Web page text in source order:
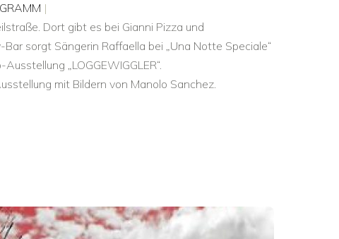
|
Dort gibt es bei Gianni Pizza und
sorgt Sängerin Raffaella bei „Una Notte Speciale“
„LOGGEWIGGLER“.
mit Bildern von Manolo Sanchez.